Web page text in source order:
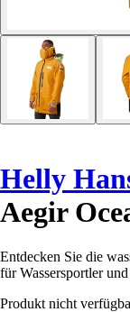
Helly
Aegir
Entdecken Sie die
für Wassersportler
Produkt nicht